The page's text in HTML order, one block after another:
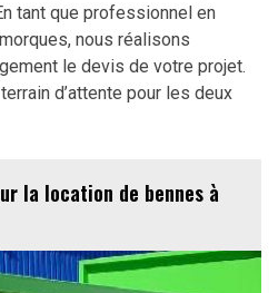
tant que professionnel en
nous réalisons
le devis de votre projet.
d’attente pour les deux
la location de bennes à